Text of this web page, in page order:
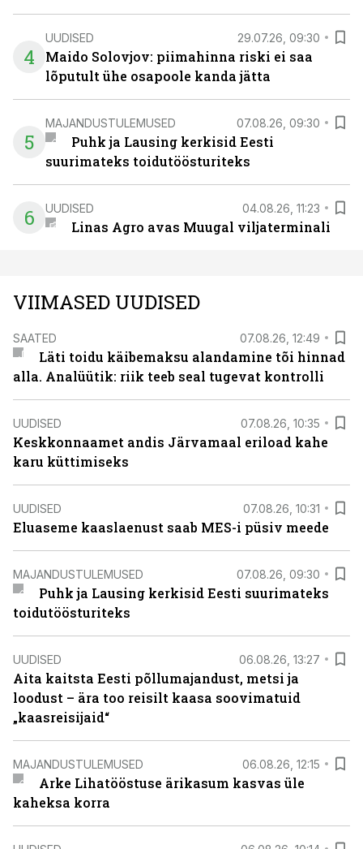
4
UUDISED 29.07.26, 09:30
Maido Solovjov: piimahinna riski ei saa
lõputult ühe osapoole kanda jätta
5
MAJANDUSTULEMUSED 07.08.26, 09:30
Puhk ja Lausing kerkisid Eesti
suurimateks toidutöösturiteks
6 UUDISED 04.08.26, 11:23
Linas Agro avas Muugal viljaterminali
VIIMASED UUDISED
SAATED 07.08.26, 12:49
Läti toidu käibemaksu alandamine tõi hinnad
alla. Analüütik: riik teeb seal tugevat kontrolli
UUDISED 07.08.26, 10:35
Keskkonnaamet andis Järvamaal eriload kahe
karu küttimiseks
UUDISED 07.08.26, 10:31
Eluaseme kaaslaenust saab MES-i püsiv meede
MAJANDUSTULEMUSED 07.08.26, 09:30
Puhk ja Lausing kerkisid Eesti suurimateks
toidutöösturiteks
UUDISED 06.08.26, 13:27
Aita kaitsta Eesti põllumajandust, metsi ja
loodust – ära too reisilt kaasa soovimatuid
„kaasreisijaid“
MAJANDUSTULEMUSED 06.08.26, 12:15
Arke Lihatööstuse ärikasum kasvas üle
kaheksa korra